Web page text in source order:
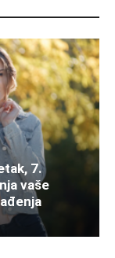
7.
vaše